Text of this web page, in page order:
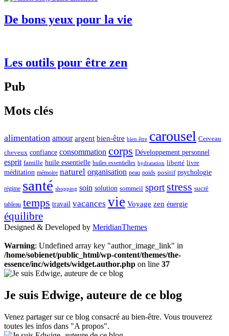
De bons yeux pour la vie
Les outils pour être zen
Pub
Mots clés
alimentation amour argent bien-être bien être carousel Cerveau
cheveux confiance consommation corps Développement personnel
esprit famille huile essentielle huiles essentielles hydratation liberté livre
méditation mémoire naturel organisation peau poids positif psychologie
régime santé shopping soin solution sommeil sport stress sucré
tableau temps travail vacances vie Voyage zen énergie
équilibre
Designed & Developed by MeridianThemes
Warning: Undefined array key "author_image_link" in
/home/sobienet/public_html/wp-content/themes/the-
essence/inc/widgets/widget.author.php on line 37
Je suis Edwige, auteure de ce blog
Venez partager sur ce blog consacré au bien-être. Vous trouverez
toutes les infos dans "A propos".